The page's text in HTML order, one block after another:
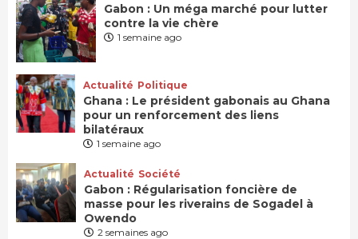
Gabon : Un méga marché pour lutter
contre la vie chère
1 semaine ago
Actualité Politique
Ghana : Le président gabonais au Ghana
pour un renforcement des liens
bilatéraux
1 semaine ago
Actualité Société
Gabon : Régularisation foncière de
masse pour les riverains de Sogadel à
Owendo
2 semaines ago